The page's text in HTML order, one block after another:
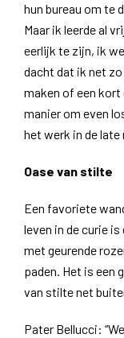
hun bureau om te
Maar ik leerde al
eerlijk te zijn, ik
dacht dat ik net zo
maken of een kort
manier om even
het werk in de
Oase van stilte
Een favoriete
leven in de curie
met geurende
paden. Het is een
van stilte net
Pater Bellucci: